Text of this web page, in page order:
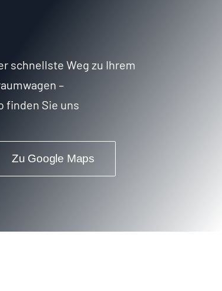
schnellste Weg zu Ihrem
–
finden Sie uns
Zu Google Maps